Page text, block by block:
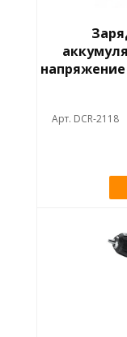
напряжение
Арт. DCR-2118